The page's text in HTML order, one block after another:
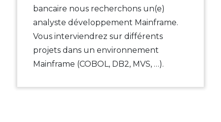
bancaire nous recherchons un(e)
analyste développement Mainframe.
Vous interviendrez sur différents
projets dans un environnement
Mainframe (COBOL, DB2, MVS, …).